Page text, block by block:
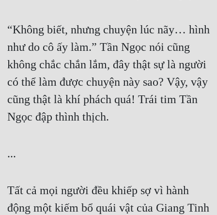
“Không biết, nhưng chuyện lúc nãy… hình
như do cô ấy làm.” Tần Ngọc nói cũng
không chắc chắn lắm, đây thật sự là người
có thể làm được chuyện này sao? Vậy, vậy
cũng thật là khí phách quá! Trái tim Tần
Ngọc đập thình thịch.
...
Tất cả mọi người đều khiếp sợ vì hành
động một kiếm bổ quái vật của Giang Tinh